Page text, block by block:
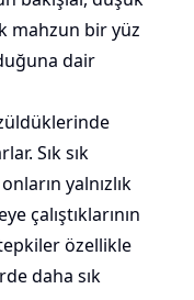
mahzun bir yüz
dair
Sık sık
onların yalnızlık
çalıştıklarının
özellikle
daha sık